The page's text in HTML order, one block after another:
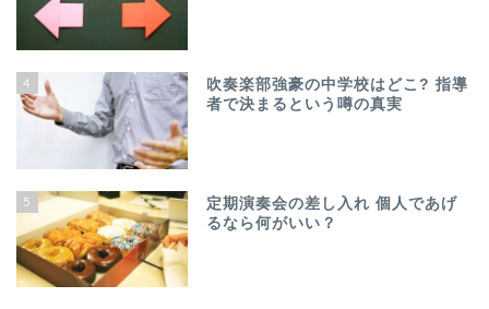
4
吹奏楽部強豪の中学校はどこ? 指導
者で決まるという噂の真実
5
定期演奏会の差し入れ 個人であげ
るなら何がいい？